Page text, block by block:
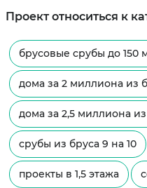
Проект относиться к
брусовые срубы до 150
дома за 2 миллиона из
дома за 2,5 миллиона
срубы из бруса 9 на 10
проекты в 1,5 этажа